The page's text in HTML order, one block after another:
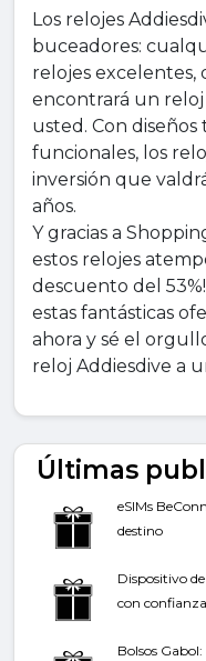
Los relojes
buceadores:
relojes excelentes,
encontrará un reloj
usted. Con
funcionales, los
inversión que
años.
Y gracias a
estos relojes
descuento del
estas fantásticas
ahora y sé el
reloj Addiesdive a
Últimas
eSIMs
destino
Dispositivo
con confianza
Bolsos